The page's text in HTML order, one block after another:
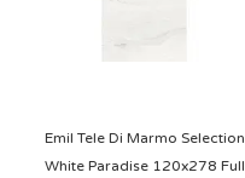
Emil Tele Di Marmo Selection
White Paradise 120x278 Full